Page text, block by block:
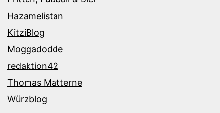
Hazamelistan
KitziBlog
Moggadodde
redaktion42
Thomas Matterne
Würzblog